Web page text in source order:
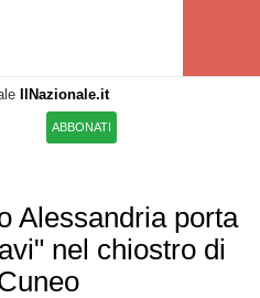
IlNazionale.it
ABBONATI
Alessandria porta
nel chiostro di